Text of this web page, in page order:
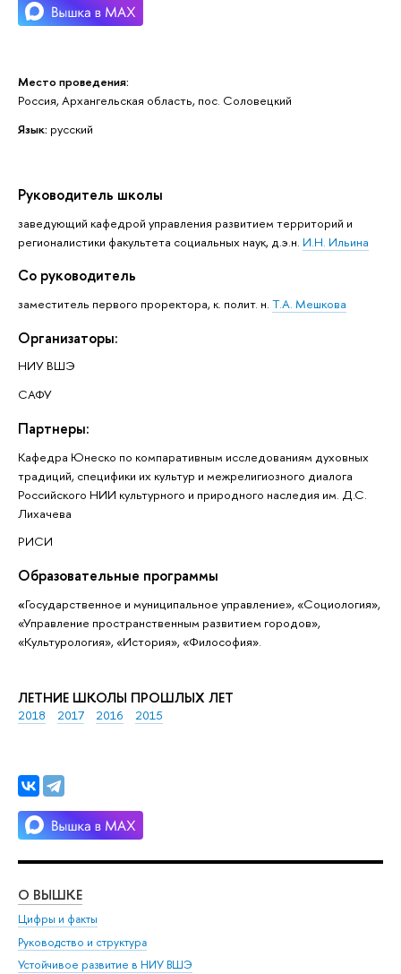
Место проведения:
Россия, Архангельская область, пос. Соловецкий
Язык: русский
Руководитель школы
заведующий кафедрой управления развитием территорий и
регионалистики факультета социальных наук, д.э.н. И.Н. Ильина
Со руководитель
заместитель первого проректора, к. полит. н. Т.А. Мешкова
Организаторы:
НИУ ВШЭ
САФУ
Партнеры:
Кафедра Юнеско по компаративным исследованиям духовных
традиций, специфики их культур и межрелигиозного диалога
Российского НИИ культурного и природного наследия им. Д.С.
Лихачева
РИСИ
Образовательные программы
«Государственное и муниципальное управление», «Социология»,
«Управление пространственным развитием городов»,
«Культурология», «История», «Философия».
ЛЕТНИЕ ШКОЛЫ ПРОШЛЫХ ЛЕТ
2018 2017 2016 2015
О ВЫШКЕ
Цифры и факты
Руководство и структура
Устойчивое развитие в НИУ ВШЭ